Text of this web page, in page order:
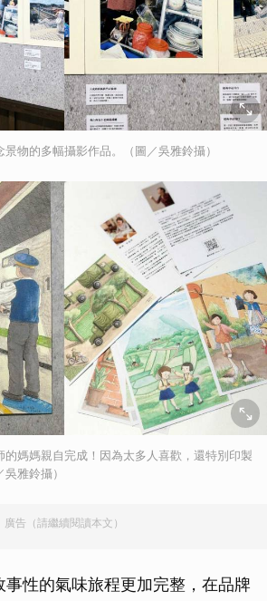
物的多幅攝影作品。（圖／吳雅鈴攝）
媽媽親自完成！因為太多人喜歡，還特別印製
雅鈴攝）
廣告（請繼續閱讀本文）
性的氣味旅程更加完整，在品牌